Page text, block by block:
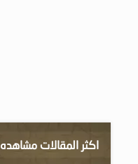
اكثر المقالات مشاهده